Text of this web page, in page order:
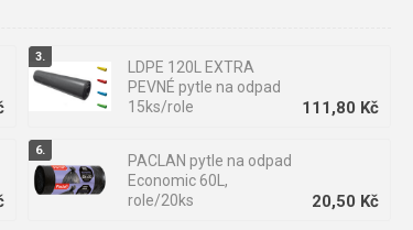
LDPE 120L EXTRA
PEVNÉ pytle na odpad
15ks/role
111,80 Kč
PACLAN pytle na odpad
Economic 60L,
role/20ks
20,50 Kč